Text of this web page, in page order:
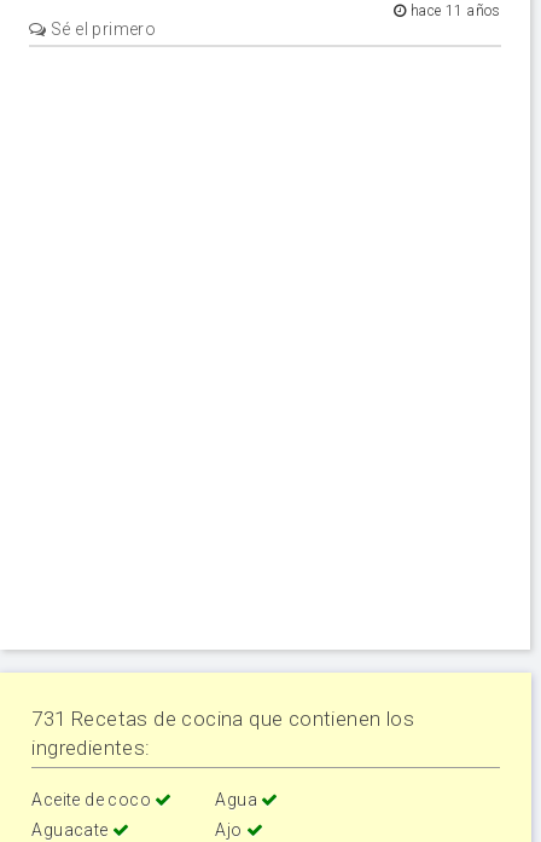
hace 11 años
Sé el primero
731 Recetas de cocina que contienen los
ingredientes:
Aceite de coco
Agua
Aguacate
Ajo